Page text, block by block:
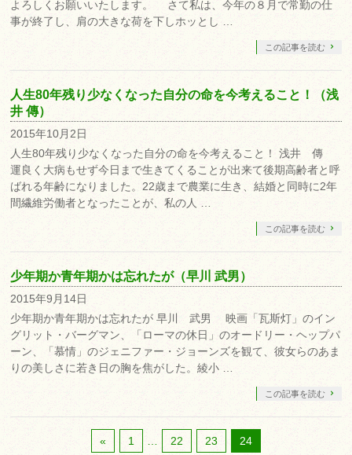
よろしくお願いいたします。 さて私は、今年の８月で常勤の仕
事が終了し、肩の大きな荷を下しホッとし …
この記事を読む
人生80年残り少なくなった自分の命を今考えること！（浅
井 傳）
2015年10月2日
人生80年残り少なくなった自分の命を今考えること！ 浅井 傳
運良く大病もせず今日まで生きてくることが出来て後期高齢者と呼
ばれる年齢になりました。22歳まで農業に生き、結婚と同時に2年
間繊維労働者となったことが、私の人 …
この記事を読む
少年期か青年期かは忘れたが（早川 武男）
2015年9月14日
少年期か青年期かは忘れたが 早川 武男 映画「瓦斯灯」のイン
グリット・バーグマン、「ローマの休日」のオードリー・ヘップパ
ーン、「慕情」のジェニファー・ジョーンズを観て、彼女らのあま
りの美しさに若き日の胸を焦がした。綾小 …
この記事を読む
« 1 22 23 24